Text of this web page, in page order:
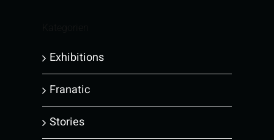
Exhibitions
Franatic
Stories